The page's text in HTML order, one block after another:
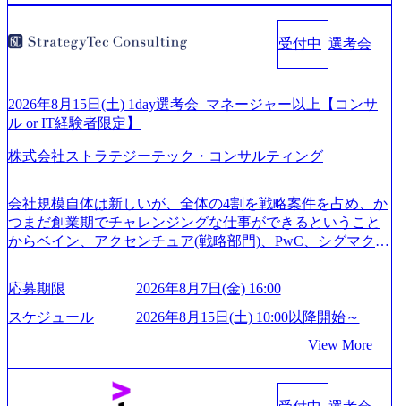
く予定 インセンティブ支給という他社にはない制度 ワンプ
始～ 2026年8月7日(金) 16:00 ※枠が限られておりますので、
ご応募いただいてもご対応できない可能性がございます ※
だいたご応募者様については、1dayではなく通常選考での
ご案内とさせていただきます ● 面接(1次・最終を一度の面
についてご連絡させていただきます。 ● 一日で最終面接ま
合、後日面接や面談のお時間をいただく場合がございます
● 面接、条件面談それぞれ最大1時間を想定しております ・
実施前日までに日程およびURLを共有させていただきます
・面接および条件面談ともに、どの時間開始となってもご
ますと幸いです ※1day選考会のご参加希望の方は、事前に
GAB試験を受検いただきます(受験期限は1day選考会実施日
の3日前まで)。 ※ただし、30代以上のコンサルファーム経
験3年以上の方はGAB受検免除、書類選考のみ。 書類選考
通過後に、GAB試験に合格している方へ1day選考会当日の
ご案内をさせていただきます。 急速なグローバル化により
受付中 選考会
2026年8月15日(土) 1day選考会_マネージャー以上【コンサ
ル or IT経験者限定】
株式会社ストラテジーテック・コンサルティング
会社規模自体は新しいが、全体の4割を戦略案件を占め、か
つまだ創業期でチャレンジングな仕事ができるということ
からベイン、アクセンチュア(戦略部門)、PwC、シグマクシ
が続々ジョインするピュアな戦略を伸ばす新興ファーム。
事業会社機能へ携われる可能性※SaaSプロダクト、地方創
生、メディアなど リモート比率99%、福岡や北海道在中者
業、通信業界に強みがあり、ヘルスケアな業界は広げてい
く予定 インセンティブ支給という他社にはない制度 ワンプ
ール制を敷く、柔軟な組織 2026年8月15日(土) 10:00以降開
応募期限
2026年8月7日(金) 16:00
スケジュール
2026年8月15日(土) 10:00以降開始～
View More